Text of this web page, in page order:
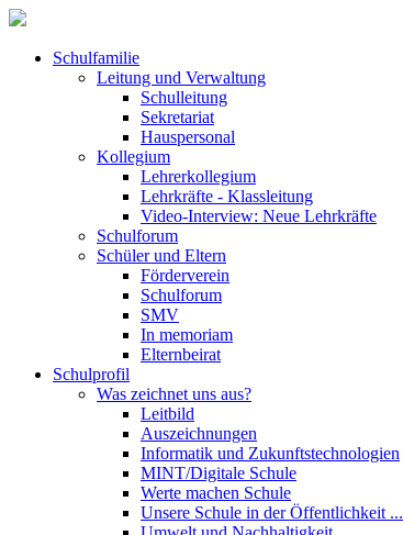
Schulfamilie
Leitung und Verwaltung
Schulleitung
Sekretariat
Hauspersonal
Kollegium
Lehrerkollegium
Lehrkräfte - Klassleitung
Video-Interview: Neue Lehrkräfte
Schulforum
Schüler und Eltern
Förderverein
Schulforum
SMV
In memoriam
Elternbeirat
Schulprofil
Was zeichnet uns aus?
Leitbild
Auszeichnungen
Informatik und Zukunftstechnologien
MINT/Digitale Schule
Werte machen Schule
Unsere Schule in der Öffentlichkeit ...